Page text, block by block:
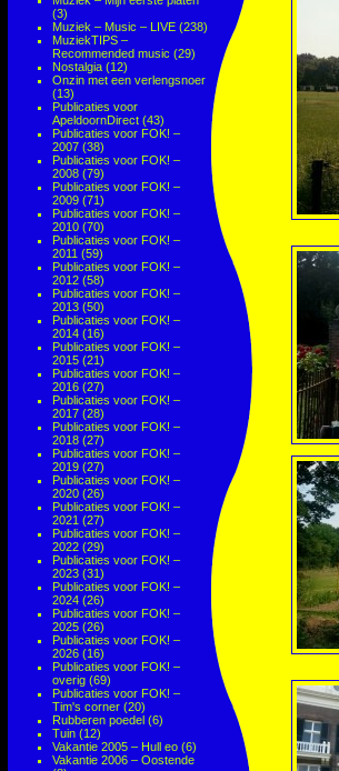
(3)
Muziek – Music – LIVE (238)
MuziekTIPS –
Recommended music (29)
Nostalgia (12)
Onzin met een verlengsnoer
(13)
Publicaties voor
ApeldoornDirect (43)
Publicaties voor FOK! –
2007 (38)
Publicaties voor FOK! –
2008 (79)
Publicaties voor FOK! –
2009 (71)
Publicaties voor FOK! –
2010 (70)
Publicaties voor FOK! –
2011 (59)
Publicaties voor FOK! –
2012 (58)
Publicaties voor FOK! –
2013 (50)
Publicaties voor FOK! –
2014 (16)
Publicaties voor FOK! –
2015 (21)
Publicaties voor FOK! –
2016 (27)
Publicaties voor FOK! –
2017 (28)
Publicaties voor FOK! –
2018 (27)
Publicaties voor FOK! –
2019 (27)
Publicaties voor FOK! –
2020 (26)
Publicaties voor FOK! –
2021 (27)
Publicaties voor FOK! –
2022 (29)
Publicaties voor FOK! –
2023 (31)
Publicaties voor FOK! –
2024 (26)
Publicaties voor FOK! –
2025 (26)
Publicaties voor FOK! –
2026 (16)
Publicaties voor FOK! –
overig (69)
Publicaties voor FOK! –
Tim's corner (20)
Rubberen poedel (6)
Tuin (12)
Vakantie 2005 – Hull eo (6)
Vakantie 2006 – Oostende